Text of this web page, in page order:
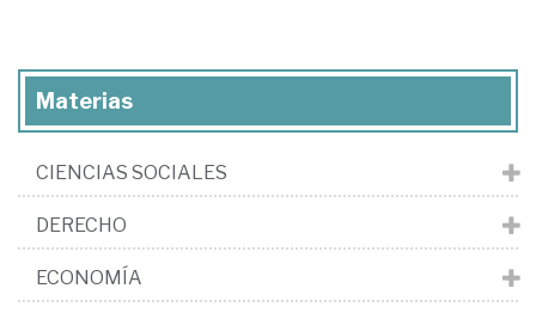
Materias
CIENCIAS SOCIALES
DERECHO
ECONOMÍA